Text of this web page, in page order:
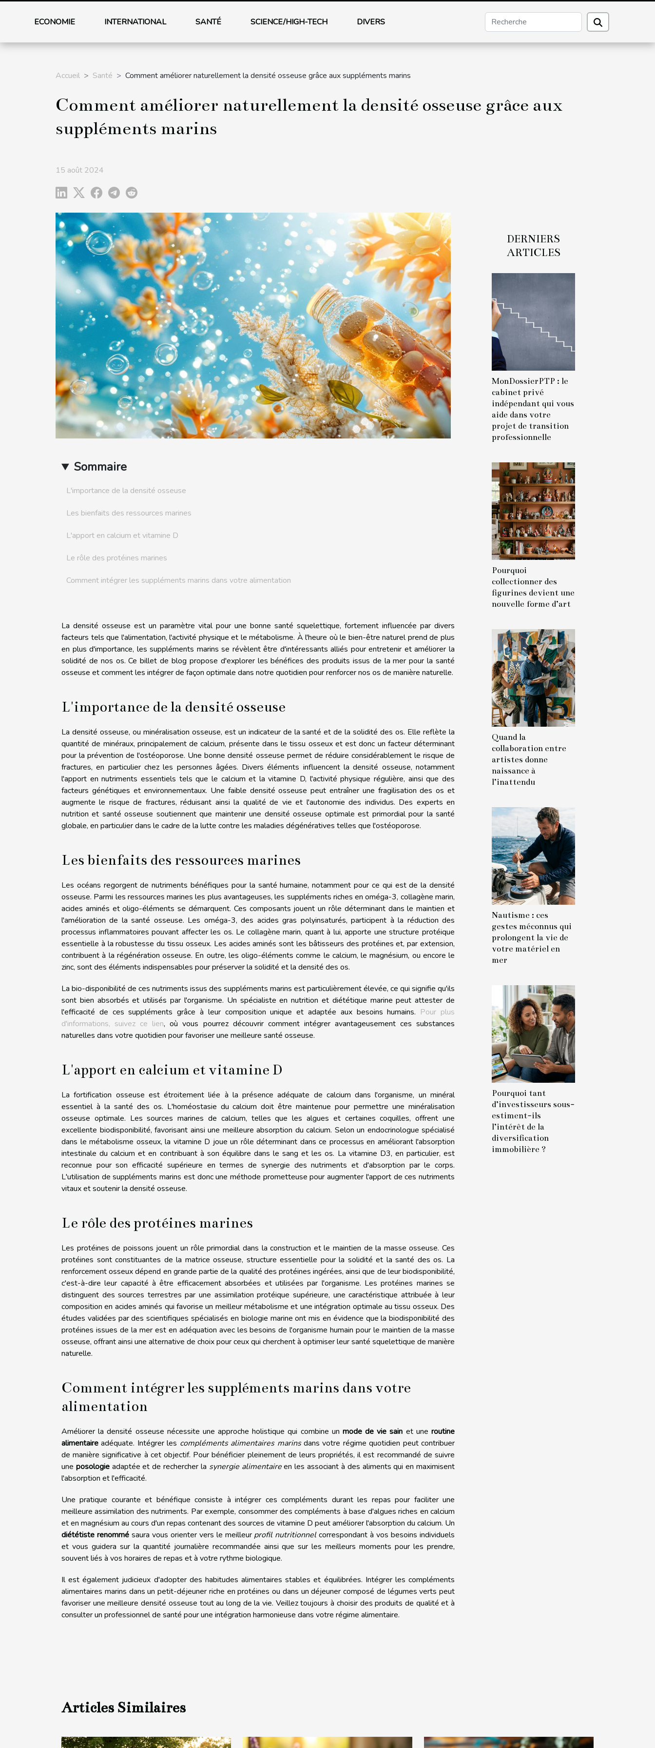
ECONOMIE INTERNATIONAL SANTÉ SCIENCE/HIGH-TECH DIVERS
Accueil Santé Comment améliorer naturellement la densité osseuse grâce aux suppléments marins
Comment améliorer naturellement la densité osseuse grâce aux
suppléments marins
15 août 2024
Sommaire
L'importance de la densité osseuse
Les bienfaits des ressources marines
L'apport en calcium et vitamine D
Le rôle des protéines marines
Comment intégrer les suppléments marins dans votre alimentation
La densité osseuse est un paramètre vital pour une bonne santé squelettique, fortement influencée par divers
facteurs tels que l'alimentation, l'activité physique et le métabolisme. À l'heure où le bien-être naturel prend de plus
en plus d'importance, les suppléments marins se révèlent être d'intéressants alliés pour entretenir et améliorer la
solidité de nos os. Ce billet de blog propose d'explorer les bénéfices des produits issus de la mer pour la santé
osseuse et comment les intégrer de façon optimale dans notre quotidien pour renforcer nos os de manière naturelle.
L'importance de la densité osseuse
La densité osseuse, ou minéralisation osseuse, est un indicateur de la santé et de la solidité des os. Elle reflète la
quantité de minéraux, principalement de calcium, présente dans le tissu osseux et est donc un facteur déterminant
pour la prévention de l'ostéoporose. Une bonne densité osseuse permet de réduire considérablement le risque de
fractures, en particulier chez les personnes âgées. Divers éléments influencent la densité osseuse, notamment
l'apport en nutriments essentiels tels que le calcium et la vitamine D, l'activité physique régulière, ainsi que des
facteurs génétiques et environnementaux. Une faible densité osseuse peut entraîner une fragilisation des os et
augmente le risque de fractures, réduisant ainsi la qualité de vie et l'autonomie des individus. Des experts en
nutrition et santé osseuse soutiennent que maintenir une densité osseuse optimale est primordial pour la santé
globale, en particulier dans le cadre de la lutte contre les maladies dégénératives telles que l'ostéoporose.
Les bienfaits des ressources marines
Les océans regorgent de nutriments bénéfiques pour la santé humaine, notamment pour ce qui est de la densité
osseuse. Parmi les ressources marines les plus avantageuses, les suppléments riches en oméga-3, collagène marin,
acides aminés et oligo-éléments se démarquent. Ces composants jouent un rôle déterminant dans le maintien et
l'amélioration de la santé osseuse. Les oméga-3, des acides gras polyinsaturés, participent à la réduction des
processus inflammatoires pouvant affecter les os. Le collagène marin, quant à lui, apporte une structure protéique
essentielle à la robustesse du tissu osseux. Les acides aminés sont les bâtisseurs des protéines et, par extension,
contribuent à la régénération osseuse. En outre, les oligo-éléments comme le calcium, le magnésium, ou encore le
zinc, sont des éléments indispensables pour préserver la solidité et la densité des os.
La bio-disponibilité de ces nutriments issus des suppléments marins est particulièrement élevée, ce qui signifie qu'ils
sont bien absorbés et utilisés par l'organisme. Un spécialiste en nutrition et diététique marine peut attester de
l'efficacité de ces suppléments grâce à leur composition unique et adaptée aux besoins humains. Pour plus
d'informations, suivez ce lien, où vous pourrez découvrir comment intégrer avantageusement ces substances
naturelles dans votre quotidien pour favoriser une meilleure santé osseuse.
L'apport en calcium et vitamine D
La fortification osseuse est étroitement liée à la présence adéquate de calcium dans l'organisme, un minéral
essentiel à la santé des os. L'homéostasie du calcium doit être maintenue pour permettre une minéralisation
osseuse optimale. Les sources marines de calcium, telles que les algues et certaines coquilles, offrent une
excellente biodisponibilité, favorisant ainsi une meilleure absorption du calcium. Selon un endocrinologue spécialisé
dans le métabolisme osseux, la vitamine D joue un rôle déterminant dans ce processus en améliorant l'absorption
intestinale du calcium et en contribuant à son équilibre dans le sang et les os. La vitamine D3, en particulier, est
reconnue pour son efficacité supérieure en termes de synergie des nutriments et d'absorption par le corps.
L'utilisation de suppléments marins est donc une méthode prometteuse pour augmenter l'apport de ces nutriments
vitaux et soutenir la densité osseuse.
Le rôle des protéines marines
Les protéines de poissons jouent un rôle primordial dans la construction et le maintien de la masse osseuse. Ces
protéines sont constituantes de la matrice osseuse, structure essentielle pour la solidité et la santé des os. La
renforcement osseux dépend en grande partie de la qualité des protéines ingérées, ainsi que de leur biodisponibilité,
c'est-à-dire leur capacité à être efficacement absorbées et utilisées par l'organisme. Les protéines marines se
distinguent des sources terrestres par une assimilation protéique supérieure, une caractéristique attribuée à leur
composition en acides aminés qui favorise un meilleur métabolisme et une intégration optimale au tissu osseux. Des
études validées par des scientifiques spécialisés en biologie marine ont mis en évidence que la biodisponibilité des
protéines issues de la mer est en adéquation avec les besoins de l'organisme humain pour le maintien de la masse
osseuse, offrant ainsi une alternative de choix pour ceux qui cherchent à optimiser leur santé squelettique de manière
naturelle.
Comment intégrer les suppléments marins dans votre
alimentation
Améliorer la densité osseuse nécessite une approche holistique qui combine un mode de vie sain et uneroutine
alimentaire adéquate. Intégrer les compléments alimentaires marinsdans votre régime quotidien peut contribuer
de manière significative à cet objectif. Pour bénéficier pleinement de leurs propriétés, il est recommandé de suivre
une posologieadaptée et de rechercher la synergie alimentaireen les associant à des aliments qui en maximisent
l'absorption et l'efficacité.
Une pratique courante et bénéfique consiste à intégrer ces compléments durant les repas pour faciliter une
meilleure assimilation des nutriments. Par exemple, consommer des compléments à base d'algues riches en calcium
et en magnésium au cours d'un repas contenant des sources de vitamine D peut améliorer l'absorption du calcium. Un
diététiste renommésaura vous orienter vers le meilleurprofil nutritionnelcorrespondant à vos besoins individuels
et vous guidera sur la quantité journalière recommandée ainsi que sur les meilleurs moments pour les prendre,
souvent liés à vos horaires de repas et à votre rythme biologique.
Il est également judicieux d'adopter des habitudes alimentaires stables et équilibrées. Intégrer les compléments
alimentaires marins dans un petit-déjeuner riche en protéines ou dans un déjeuner composé de légumes verts peut
favoriser une meilleure densité osseuse tout au long de la vie. Veillez toujours à choisir des produits de qualité et à
consulter un professionnel de santé pour une intégration harmonieuse dans votre régime alimentaire.
DERNIERS
ARTICLES
MonDossierPTP : le
cabinet privé
indépendant qui vous
aide dans votre
projet de transition
professionnelle
Pourquoi
collectionner des
figurines devient une
nouvelle forme d’art
Quand la
collaboration entre
artistes donne
naissance à
l’inattendu
Nautisme : ces
gestes méconnus qui
prolongent la vie de
votre matériel en
mer
Pourquoi tant
d’investisseurs sous-
estiment-ils
l’intérêt de la
diversification
immobilière ?
Articles Similaires